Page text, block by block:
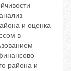
и оценка
в
района и